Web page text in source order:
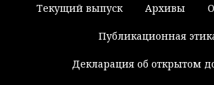
Текущий выпуск Архивы
Публикационная
Декларация об открытом